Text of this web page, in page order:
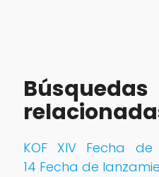
Búsquedas
KOF XIV Fecha de
14 Fecha de